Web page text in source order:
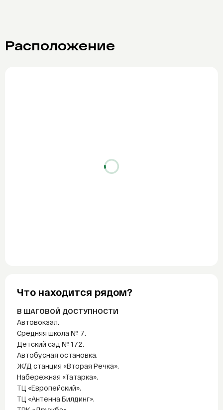
Расположение
Что находится рядом?
В ШАГОВОЙ ДОСТУПНОСТИ
Автовокзал.
Средняя школа № 7.
Детский сад № 172.
Автобусная остановка.
Ж/Д станция «Вторая Речка».
Набережная «Татарка».
ТЦ «Европейский».
ТЦ «Антенна Билдинг».